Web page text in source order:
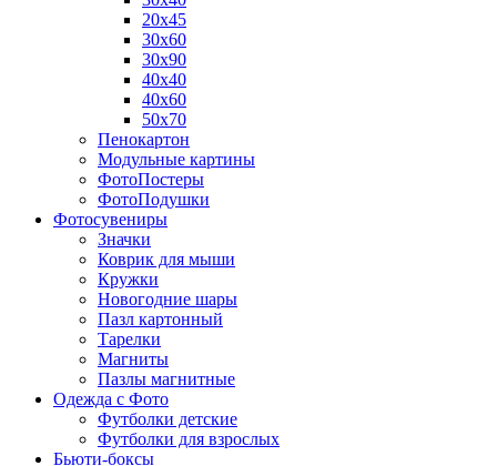
20х45
30х60
30х90
40х40
40х60
50х70
Пенокартон
Модульные картины
ФотоПостеры
ФотоПодушки
Фотоcувениры
Значки
Коврик для мыши
Кружки
Новогодние шары
Пазл картонный
Тарелки
Магниты
Пазлы магнитные
Одежда с Фото
Футболки детские
Футболки для взрослых
Бьюти-боксы